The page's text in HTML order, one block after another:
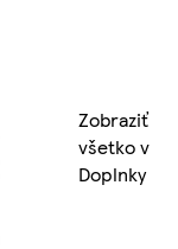
Zobraziť
všetko v
Doplnky